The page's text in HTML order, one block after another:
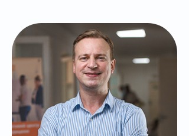
асоціація дитячої імунології» Член
дирекції ГО «Рідкісні імунні
захворювання» Член Європейського
товариства з імунодефіцитів (ESID),
член Керівного комітету
міжнародного наукового
консорціуму COVID HGE
Регалії >>>